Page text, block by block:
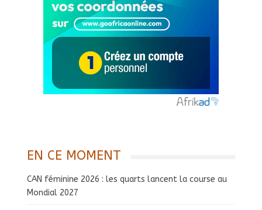
EN CE MOMENT
CAN féminine 2026 : les quarts lancent la course au
Mondial 2027